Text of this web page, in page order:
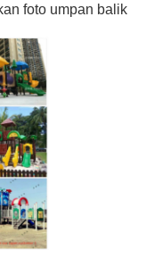
foto umpan balik